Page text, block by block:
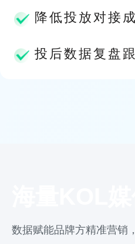
降低投放对接
投后数据复盘
数据赋能品牌方精准营销